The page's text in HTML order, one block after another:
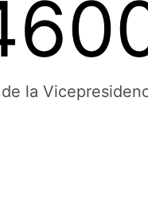
la